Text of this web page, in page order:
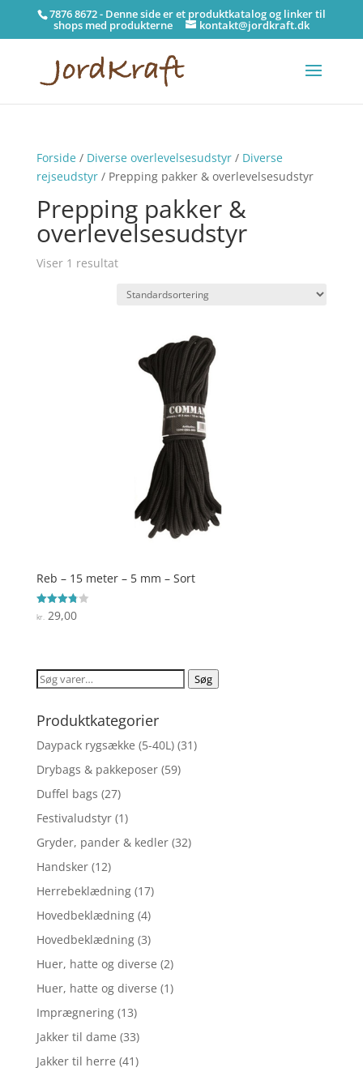
7876 8672 - Denne side er et produktkatalog og linker til
shops med produkterne kontakt@jordkraft.dk
Forside/ Diverse overlevelsesudstyr/ Diverse
rejseudstyr/ Prepping pakker & overlevelsesudstyr
Prepping pakker &
overlevelsesudstyr
Viser 1 resultat
Reb – 15 meter – 5 mm – Sort
Vurderet
3.8
kr. 29,00
Søg
Søg
Produktkategorier
Daypack rygsække (5-40L) (31)
Drybags & pakkeposer (59)
Duffel bags (27)
Festivaludstyr (1)
Gryder, pander & kedler (32)
Handsker (12)
Herrebeklædning (17)
Hovedbeklædning (4)
Hovedbeklædning (3)
Huer, hatte og diverse (2)
Huer, hatte og diverse (1)
Imprægnering (13)
Jakker til dame (33)
Jakker til herre (41)